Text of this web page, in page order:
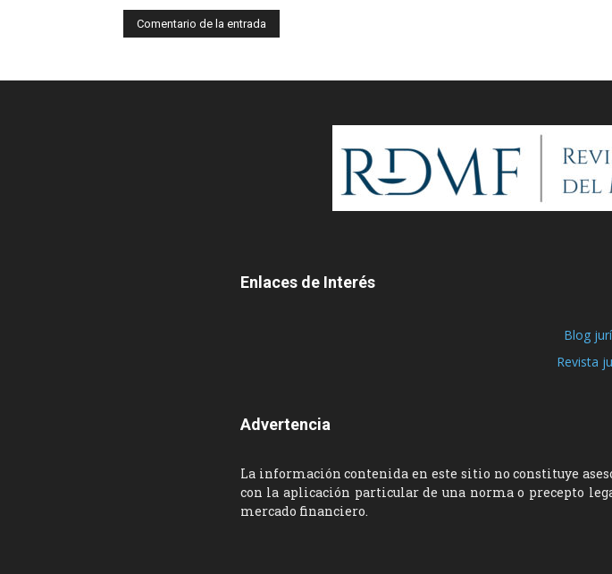
Enlaces de Interés
Blog
Revista
Advertencia
La información contenida en este sitio no constituye
con la aplicación particular de una norma o precepto
mercado financiero.